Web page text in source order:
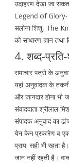
उदाहरण देखा जा
Legend of Glory-
सलोना शिशु, The
को साधारण ज्ञान
4. शब्द-
समाचार पत्रों के
यहां अनुवादक के
और जानदार होना
संवाददाता श्रीलाल
संपादक अनुवाद का
येन केन प्रकारेण व
प्राय: सही भी रहता
जान नहीं रहती है।